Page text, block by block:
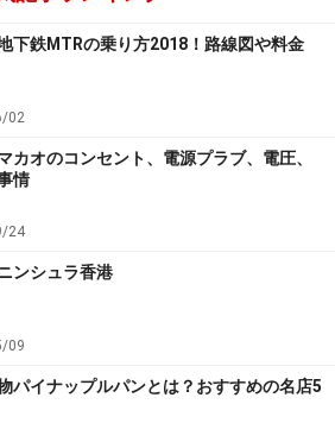
下鉄MTRの乗り方2018！路線図や料金
02
カオのコンセント、電源プラブ、電圧、
情
24
ンシュラ香港
09
パイナップルパンとは？おすすめの名店5